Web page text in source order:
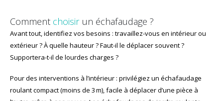
Comment choisir un échafaudage ?
Avant tout, identifiez vos besoins : travaillez-vous en intérieur ou
extérieur ? À quelle hauteur ? Faut-il le déplacer souvent ?
Supportera-t-il de lourdes charges ?
Pour des interventions à l’intérieur : privilégiez un échafaudage
roulant compact (moins de 3 m), facile à déplacer d’une pièce à